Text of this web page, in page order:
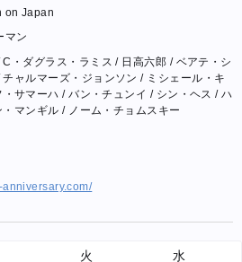
on Japan
マン
・ダグラス・ラミス / 日高六郎 / ベアテ・シ
チャルマーズ・ジョンソン / ミシェール・キ
サマーハ / バン・チュンイ / シン・ヘス / ハ
マンギル / ノーム・チョムスキー
火 水